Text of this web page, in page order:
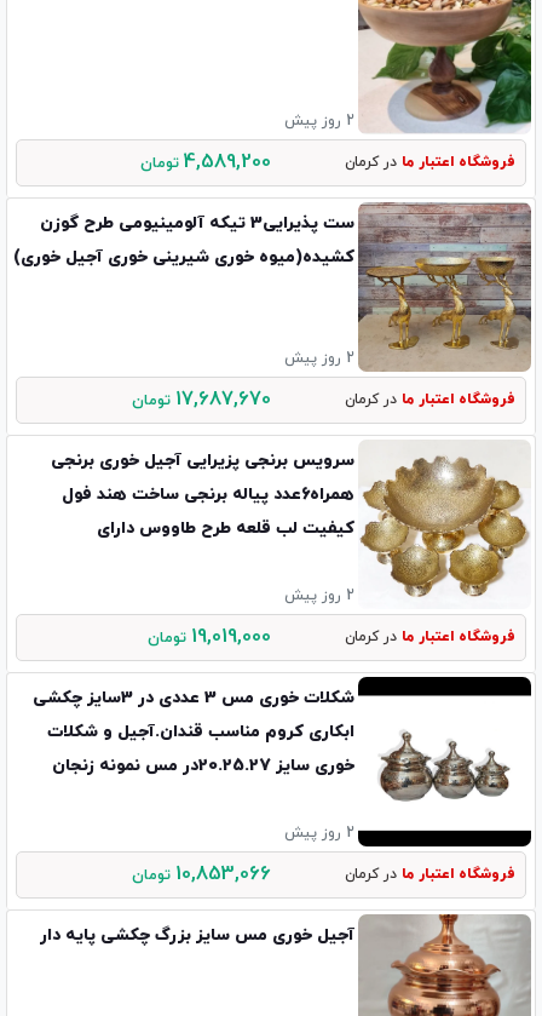
2 روز پیش
فروشگاه اعتبار ما در کرمان 4,589,200 تومان
ست پذیرایی3 تیکه آلومینیومی طرح گوزن
کشیده(میوه خوری شیرینی خوری آجیل خوری)
2 روز پیش
فروشگاه اعتبار ما در کرمان 17,687,670 تومان
سرویس برنجی پزیرایی آجیل خوری برنجی
همراه6عدد پیاله برنجی ساخت هند فول
کیفیت لب قلعه طرح طاووس دارای
2 روز پیش
فروشگاه اعتبار ما در کرمان 19,019,000 تومان
شکلات خوری مس 3 عددی در 3سایز چکشی
ابکاری کروم مناسب قندان.آجیل و شکلات
خوری سایز 20.25.27در مس نمونه زنجان
2 روز پیش
فروشگاه اعتبار ما در کرمان 10,853,066 تومان
آجیل خوری مس سایز بزرگ چکشی پایه دار